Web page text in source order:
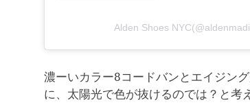
Alden Shoes
濃ーいカラー8コードバンとエイジン
に、太陽光で色が抜けるのでは？と考